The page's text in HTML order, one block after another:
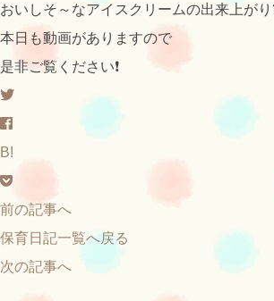
おいしそ～なアイスクリームの出来上が
本日も動画がありますので
是非ご覧ください❗
B!
前の記事へ
保育日記一覧へ戻る
次の記事へ